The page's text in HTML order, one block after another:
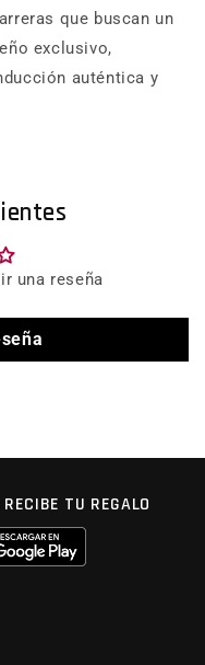
que buscan un
exclusivo,
auténtica y
una reseña
TU REGALO